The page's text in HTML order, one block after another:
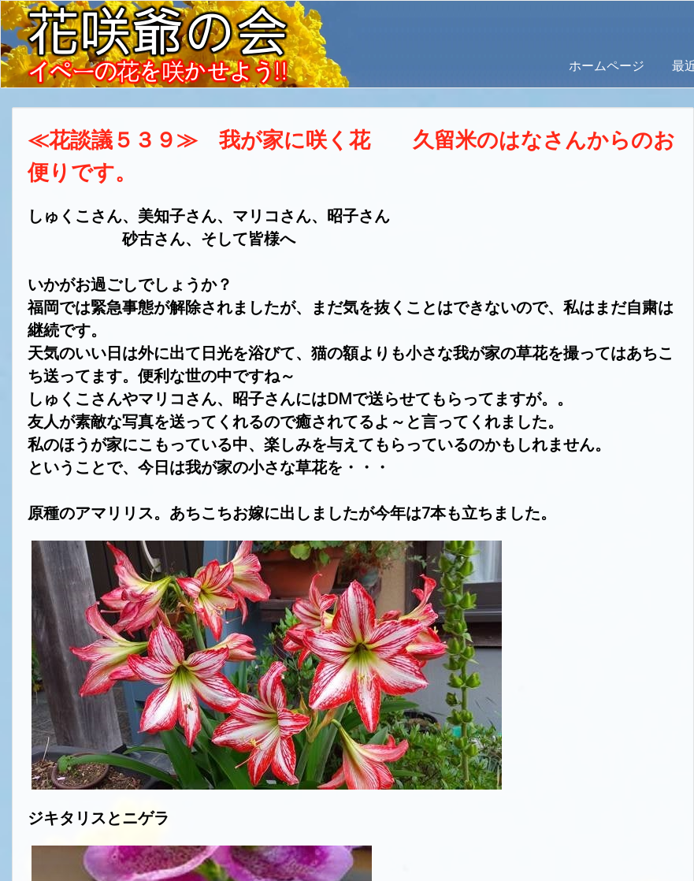
ホームページ 最
≪花談議５３９≫ 我が家に咲く花 久留米のはなさんからのお
便りです。
しゅくこさん、美知子さん、マリコさん、昭子さん
砂古さん、そして皆様へ
いかがお過ごしでしょうか？
福岡では緊急事態が解除されましたが、まだ気を抜くことはできないので、私はまだ自粛は
継続です。
天気のいい日は外に出て日光を浴びて、猫の額よりも小さな我が家の草花を撮ってはあちこ
ち送ってます。便利な世の中ですね～
しゅくこさんやマリコさん、昭子さんにはDMで送らせてもらってますが。。
友人が素敵な写真を送ってくれるので癒されてるよ～と言ってくれました。
私のほうが家にこもっている中、楽しみを与えてもらっているのかもしれません。
ということで、今日は我が家の小さな草花を・・・
原種のアマリリス。あちこちお嫁に出しましたが今年は7本も立ちました。
ジキタリスとニゲラ